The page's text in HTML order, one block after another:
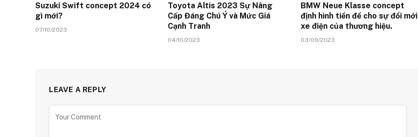
Suzuki Swift concept 2024 có
gì mới?
07/10/2023
Toyota Altis 2023 Sự Nâng
Cấp Đáng Chú Ý và Mức Giá
Cạnh Tranh
04/10/2023
BMW Neue Klasse concept
định hình tiền đề cho sự đổi mới
xe điện của thương hiệu.
03/09/2023
LEAVE A REPLY